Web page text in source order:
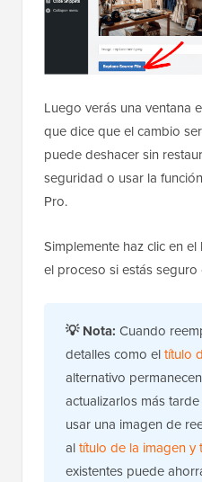
Luego verás una ventana
que dice que el cambio
puede deshacer sin
seguridad o usar la
Pro.
Simplemente haz clic en el
el proceso si estás
💡 Nota: Cuando
detalles como eltítulo
alternativo
actualizarlos más
usar una imagen de
altítulo de la imagen y
existentes puede